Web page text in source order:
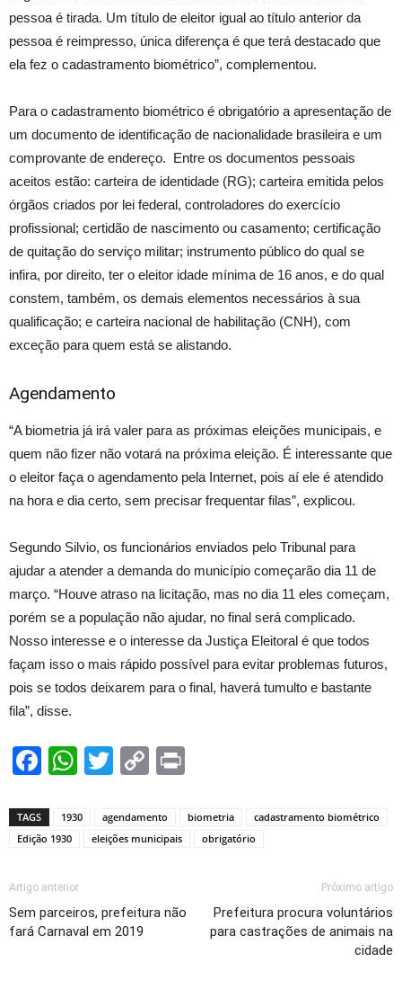
pessoa é tirada. Um título de eleitor igual ao título anterior da
pessoa é reimpresso, única diferença é que terá destacado que
ela fez o cadastramento biométrico”, complementou.
Para o cadastramento biométrico é obrigatório a apresentação de
um documento de identificação de nacionalidade brasileira e um
comprovante de endereço. Entre os documentos pessoais
aceitos estão: carteira de identidade (RG); carteira emitida pelos
órgãos criados por lei federal, controladores do exercício
profissional; certidão de nascimento ou casamento; certificação
de quitação do serviço militar; instrumento público do qual se
infira, por direito, ter o eleitor idade mínima de 16 anos, e do qual
constem, também, os demais elementos necessários à sua
qualificação; e carteira nacional de habilitação (CNH), com
exceção para quem está se alistando.
Agendamento
“A biometria já irá valer para as próximas eleições municipais, e
quem não fizer não votará na próxima eleição. É interessante que
o eleitor faça o agendamento pela Internet, pois aí ele é atendido
na hora e dia certo, sem precisar frequentar filas”, explicou.
Segundo Silvio, os funcionários enviados pelo Tribunal para
ajudar a atender a demanda do município começarão dia 11 de
março. “Houve atraso na licitação, mas no dia 11 eles começam,
porém se a população não ajudar, no final será complicado.
Nosso interesse e o interesse da Justiça Eleitoral é que todos
façam isso o mais rápido possível para evitar problemas futuros,
pois se todos deixarem para o final, haverá tumulto e bastante
fila”, disse.
Facebook
WhatsApp
TwitterCopy
TAGS 1930 agendamento biometria
cadastramento biométrico
Edição 1930
eleições municipais obrigatório
Artigo anterior
Sem parceiros, prefeitura não
fará Carnaval em 2019
Próximo artigo
Prefeitura procura voluntários
para castrações de animais na
cidade